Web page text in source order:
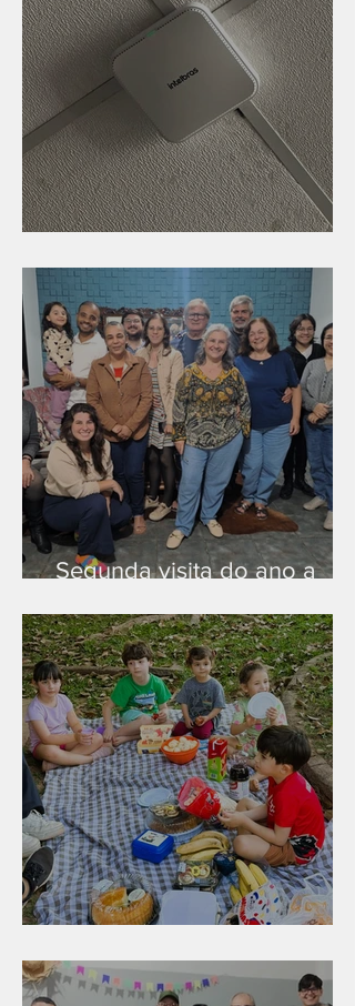
Segunda visita do ano a